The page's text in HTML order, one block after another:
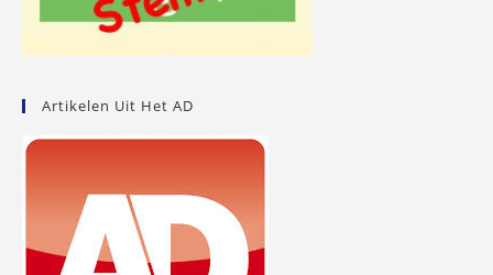
Artikelen Uit Het AD